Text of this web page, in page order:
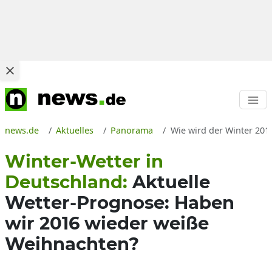
news.de Aktuelles Panorama Wie wird der Winter
Winter-Wetter in
Deutschland: Aktuelle
Wetter-Prognose: Haben
wir 2016 wieder weiße
Weihnachten?